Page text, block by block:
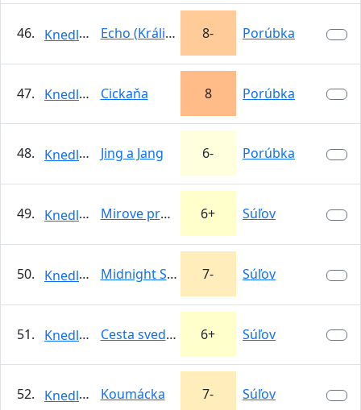
46. KnedloVepro Echo (Králičkova) 8- Porúbka
47. KnedloVepro Cickaňa 8 Porúbka
48. KnedloVepro Jing a Jang 6- Porúbka
49. KnedloVepro Mirove prebudenie 6+ Súľov
50. KnedloVepro Midnight Shark 7- Súľov
51. KnedloVepro Cesta svedkov liehovových 6+ Súľov
52. KnedloVepro Koumácka 7- Súľov